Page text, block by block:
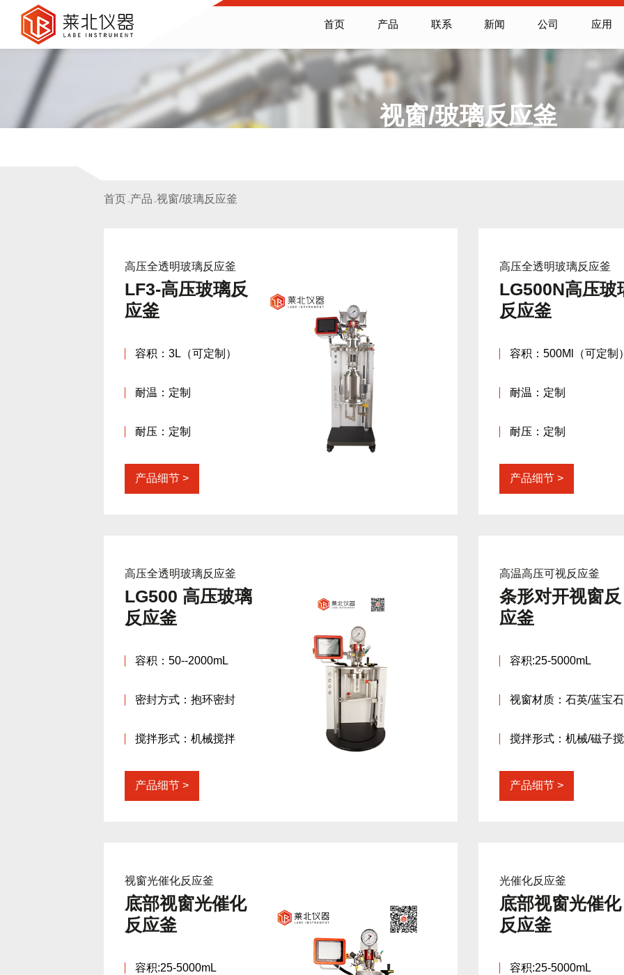
首页 产品 联系 新闻 公司 应用
视窗/玻璃反应釜
首页 >> 产品 >>视窗/玻璃反应釜
高压全透明玻璃反应釜
LF3-高压玻璃反
应釜
容积：3L（可定制）
耐温：定制
耐压：定制
产品细节
高压全透明玻璃反应釜
LG500N高压玻
反应釜
容积：500Ml（可定制
耐温：定制
耐压：定制
产品细节
高压全透明玻璃反应釜
LG500 高压玻璃
反应釜
容积：50--2000mL
密封方式：抱环密封
搅拌形式：机械搅拌
产品细节
高温高压可视反应釜
条形对开视窗反
应釜
容积:25-5000mL
视窗材质：石英/蓝宝石
搅拌形式：机械/磁子
产品细节
视窗光催化反应釜
底部视窗光催化
反应釜
容积:25-5000mL
光催化反应釜
底部视窗光催化
反应釜
容积:25-5000mL